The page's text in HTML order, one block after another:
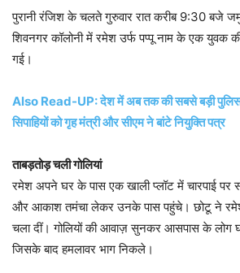
पुरानी रंजिश के चलते गुरुवार रात करीब 9:30 बजे
शिवनगर कॉलोनी में रमेश उर्फ पप्पू नाम के एक युवक
गई।
Also Read-UP: देश में अब तक की सबसे बड़ी पुलिस
सिपाहियों को गृह मंत्री और सीएम ने बांटे नियुक्ति पत्र
ताबड़तोड़ चली गोलियां
रमेश अपने घर के पास एक खाली प्लॉट में चारपाई पर
और आकाश तमंचा लेकर उनके पास पहुंचे। छोटू ने रमेश
चला दीं। गोलियों की आवाज़ सुनकर आसपास के लोग
जिसके बाद हमलावर भाग निकले।